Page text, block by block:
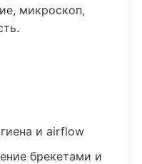
микроскоп,
и airflow
брекетами и